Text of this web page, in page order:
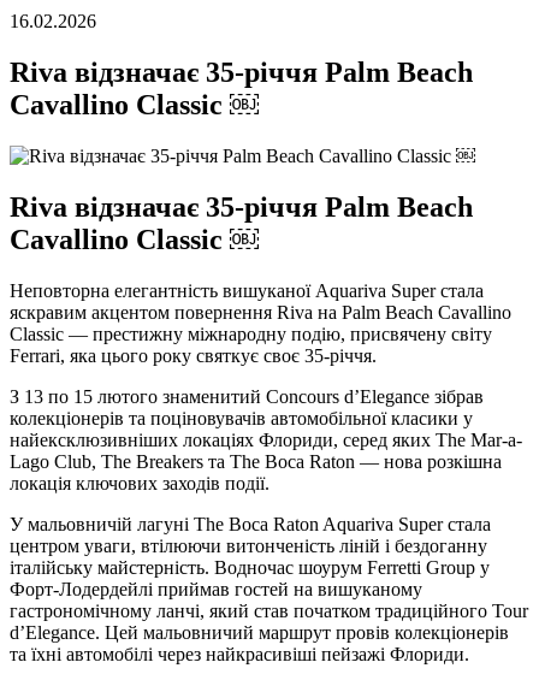
16.02.2026
Riva відзначає 35-річчя Palm Beach
Cavallino Classic ￼
Riva відзначає 35-річчя Palm Beach
Cavallino Classic ￼
Неповторна елегантність вишуканої Aquariva Super стала
яскравим акцентом повернення Riva на Palm Beach Cavallino
Classic — престижну міжнародну подію, присвячену світу
Ferrari, яка цього року святкує своє 35-річчя.
З 13 по 15 лютого знаменитий Concours d’Elegance зібрав
колекціонерів та поціновувачів автомобільної класики у
найексклюзивніших локаціях Флориди, серед яких The Mar-a-
Lago Club, The Breakers та The Boca Raton — нова розкішна
локація ключових заходів події.
У мальовничій лагуні The Boca Raton Aquariva Super стала
центром уваги, втілюючи витонченість ліній і бездоганну
італійську майстерність. Водночас шоурум Ferretti Group у
Форт-Лодердейлі приймав гостей на вишуканому
гастрономічному ланчі, який став початком традиційного Tour
d’Elegance. Цей мальовничий маршрут провів колекціонерів
та їхні автомобілі через найкрасивіші пейзажі Флориди.